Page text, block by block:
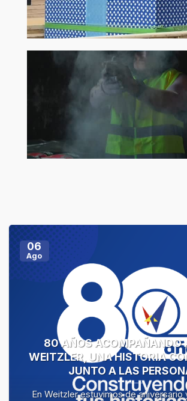
80 AÑOS ACOMPAÑANDO
WEITZLER, UNA HISTORIA
JUNTO A LAS
En Weitzler estuvimos de aniversario
06
Ago